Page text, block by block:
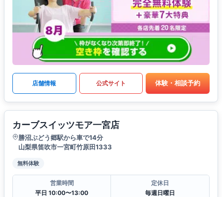
店舗情報 公式サイト 体験・相談予約
カーブスイッツモア一宮店
勝沼ぶどう郷駅から車で14分
山梨県笛吹市一宮町竹原田1333
無料体験
営業時間
平日 10:00〜13:00
定休日
毎週日曜日